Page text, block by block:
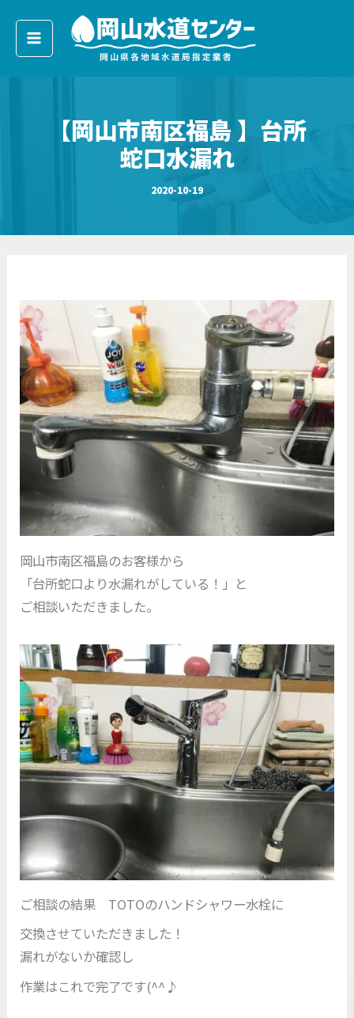
【岡山市南区福島 】台所
蛇口水漏れ
2020-10-19
岡山市南区福島のお客様から
「台所蛇口より水漏れがしている！」と
ご相談いただきました。
ご相談の結果 TOTOのハンドシャワー水栓に
交換させていただきました！
漏れがないか確認し
作業はこれで完了です(^^♪
ー
カ
イ